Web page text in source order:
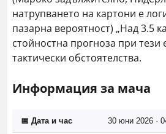
натрупването на картони е
пазарна вероятност) „Над 3.5
стойностна прогноза при
тактически обстоятелства.
Информация за мача
📅 Дата и час 30 юни 2026 ·